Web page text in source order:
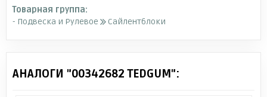
Товарная группа:
- Подвеска и Рулевое
Сайлентблоки
АНАЛОГИ "00342682 TEDGUM":